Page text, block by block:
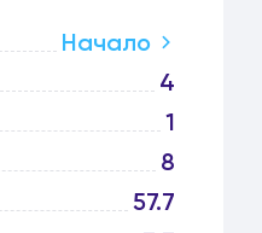
Начало
4
1
8
57.7